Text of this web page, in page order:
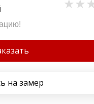
на замер